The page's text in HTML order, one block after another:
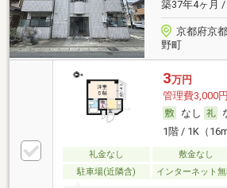
築37年4ヶ月 /
京都府京
野町
3万円
管理費3,000円
なし
1階 / 1K（
礼金なし 敷金なし
駐車場(近隣含)
インターネット